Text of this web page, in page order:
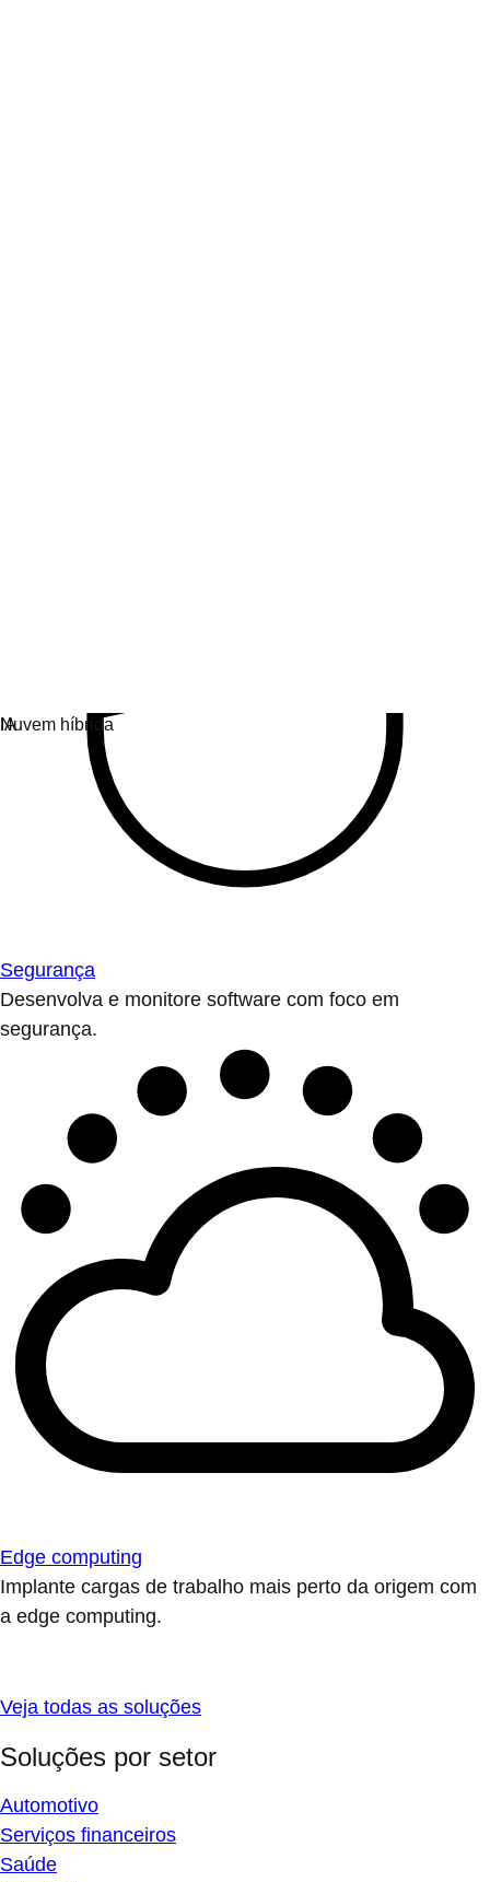
Segurança
Desenvolva e monitore software com foco em
segurança.
Edge computing
Implante cargas de trabalho mais perto da origem com
a edge computing.
Veja todas as soluções
Soluções por setor
Automotivo
Serviços financeiros
Saúde